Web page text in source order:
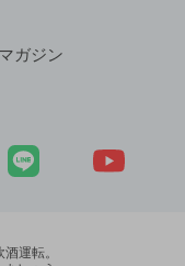
ガジン
運転。